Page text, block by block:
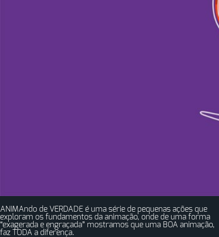
ANIMAndo de VERDADE é uma série de pequenas ações que
exploram os fundamentos da animação, onde de uma forma
“exagerada e engraçada” mostramos que uma BOA animação,
faz TODA a diferença.